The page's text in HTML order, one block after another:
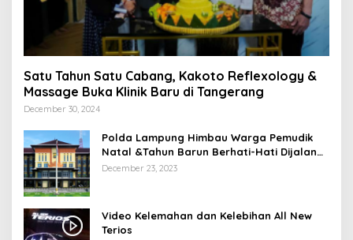
Satu Tahun Satu Cabang, Kakoto Reflexology &
Massage Buka Klinik Baru di Tangerang
December 30, 2024
Polda Lampung Himbau Warga Pemudik
Natal &Tahun Barun Berhati-Hati Dijalan
Saat Melintas di -Titik Rawan Kecelakaan
December 23, 2023
Video Kelemahan dan Kelebihan All New
Terios